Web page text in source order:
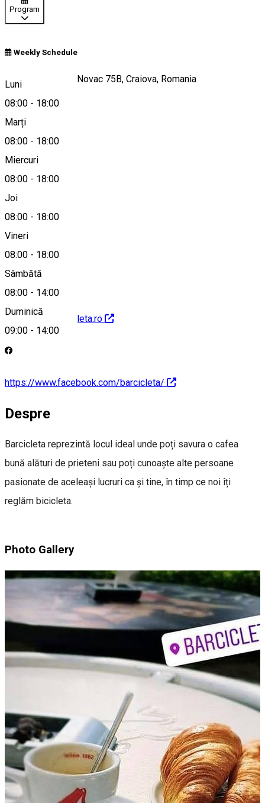
Program
Weekly Schedule
Luni
08:00 - 18:00
Marți
08:00 - 18:00
Miercuri
08:00 - 18:00
Joi
08:00 - 18:00
Vineri
08:00 - 18:00
Sâmbătă
08:00 - 14:00
Duminică
09:00 - 14:00
Strada Brazda lui Novac 75B, Craiova, Romania
Hartă
office@uvsport.ro
http://www.barcicleta.ro
https://www.facebook.com/barcicleta/
Despre
Barcicleta reprezintă locul ideal unde poți savura o cafea
bună alături de prieteni sau poți cunoaște alte persoane
pasionate de aceleași lucruri ca și tine, în timp ce noi îți
reglăm bicicleta.
Photo Gallery